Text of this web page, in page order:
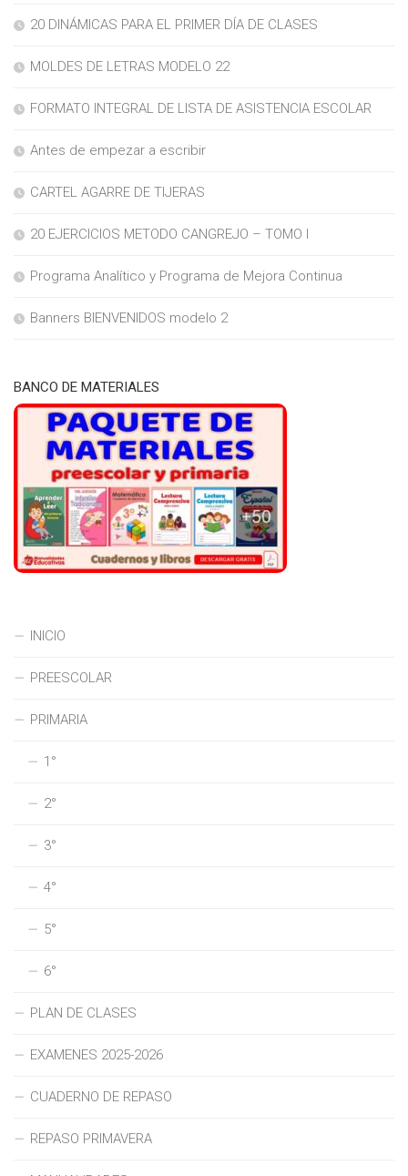
20 DINÁMICAS PARA EL PRIMER DÍA DE CLASES
MOLDES DE LETRAS MODELO 22
FORMATO INTEGRAL DE LISTA DE ASISTENCIA ESCOLAR
Antes de empezar a escribir
CARTEL AGARRE DE TIJERAS
20 EJERCICIOS METODO CANGREJO – TOMO I
Programa Analítico y Programa de Mejora Continua
Banners BIENVENIDOS modelo 2
BANCO DE MATERIALES
INICIO
PREESCOLAR
PRIMARIA
1°
2°
3°
4°
5°
6°
PLAN DE CLASES
EXAMENES 2025-2026
CUADERNO DE REPASO
REPASO PRIMAVERA